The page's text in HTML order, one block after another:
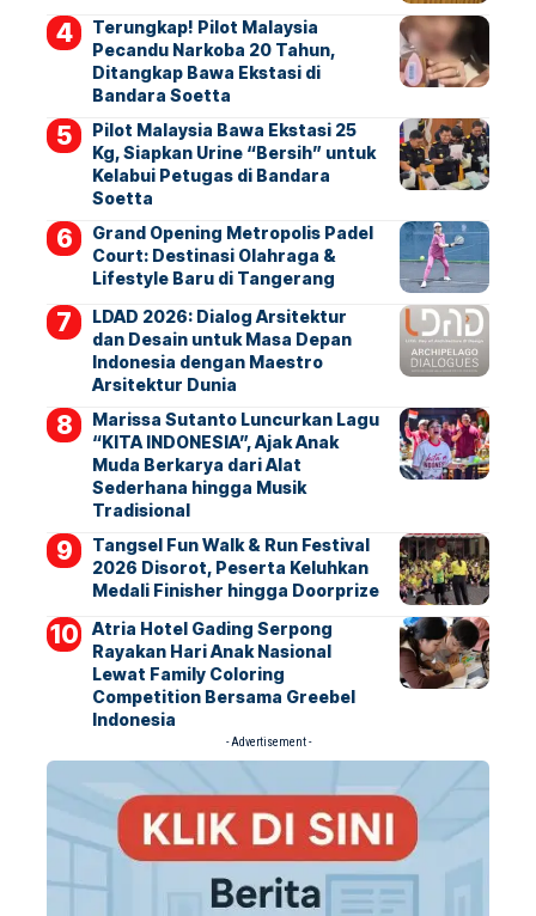
Terungkap! Pilot Malaysia
Pecandu Narkoba 20 Tahun,
Ditangkap Bawa Ekstasi di
Bandara Soetta
Pilot Malaysia Bawa Ekstasi 25
Kg, Siapkan Urine “Bersih” untuk
Kelabui Petugas di Bandara
Soetta
Grand Opening Metropolis Padel
Court: Destinasi Olahraga &
Lifestyle Baru di Tangerang
LDAD 2026: Dialog Arsitektur
dan Desain untuk Masa Depan
Indonesia dengan Maestro
Arsitektur Dunia
Marissa Sutanto Luncurkan Lagu
“KITA INDONESIA”, Ajak Anak
Muda Berkarya dari Alat
Sederhana hingga Musik
Tradisional
Tangsel Fun Walk & Run Festival
2026 Disorot, Peserta Keluhkan
Medali Finisher hingga Doorprize
Atria Hotel Gading Serpong
Rayakan Hari Anak Nasional
Lewat Family Coloring
Competition Bersama Greebel
Indonesia
- Advertisement -